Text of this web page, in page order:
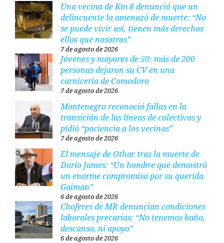
Una vecina de Km 8 denunció que un
delincuente la amenazó de muerte: “No
se puede vivir así, tienen más derechos
ellos que nosotros”
7 de agosto de 2026
Jóvenes y mayores de 50: más de 200
personas dejaron su CV en una
carnicería de Comodoro
7 de agosto de 2026
Montenegro reconoció fallas en la
transición de las líneas de colectivos y
pidió “paciencia a los vecinos”
7 de agosto de 2026
El mensaje de Othar tras la muerte de
Darío James: “Un hombre que demostró
un enorme compromiso por su querida
Gaiman”
6 de agosto de 2026
Choferes de MR denuncian condiciones
laborales precarias: “No tenemos baño,
descanso, ni apoyo”
6 de agosto de 2026